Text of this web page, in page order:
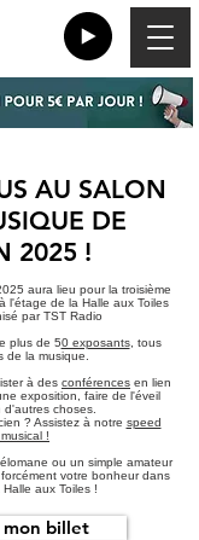
AU SALON
DE
2025 !
aura lieu pour la troisième
l'étage de la Halle aux Toiles
par TST Radio
plus de 50 exposants, tous
de la musique.
à des conférences en lien
exposition, faire de l'éveil
d'autres choses.
? Assistez à notre speed
!
ou un simple amateur
votre bonheur dans
aux Toiles !
mon billet